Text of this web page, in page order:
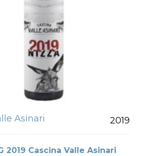
Asinari 2019
2019 Cascina Valle Asinari